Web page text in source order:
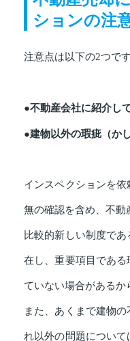
ションの注
注意点は以下の2つです
●不動産会社に紹介し
●建物以外の瑕疵（か
インスペクションを
無の確認を含め、不動
比較的新しい制度で
在し、重要項目であ
ていない場合があるか
また、あくまで建物
れ以外の問題につい